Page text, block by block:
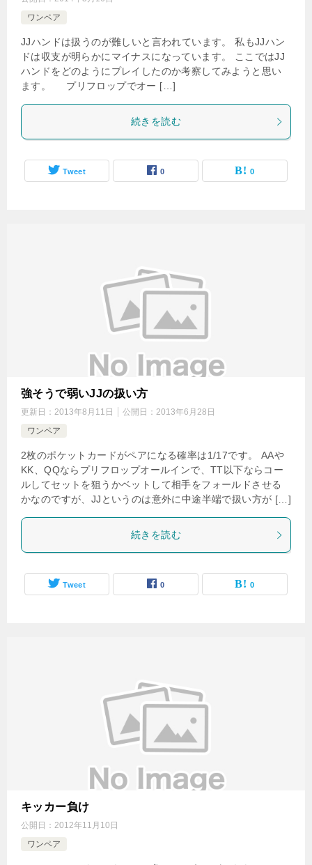
ワンペア
JJハンドは扱うのが難しいと言われています。 私もJJハン
ドは収支が明らかにマイナスになっています。 ここではJJ
ハンドをどのようにプレイしたのか考察してみようと思い
ます。 プリフロップでオー […]
続きを読む
Tweet 0 0
強そうで弱いJJの扱い方
更新日： 2013年8月11日 公開日： 2013年6月28日
ワンペア
2枚のポケットカードがペアになる確率は1/17です。 AAや
KK、QQならプリフロップオールインで、TT以下ならコー
ルしてセットを狙うかベットして相手をフォールドさせる
かなのですが、JJというのは意外に中途半端で扱い方が […]
続きを読む
Tweet 0 0
キッカー負け
公開日： 2012年11月10日
ワンペア